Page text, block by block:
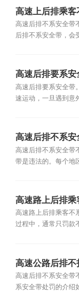
高速上后排乘
高速后排不系安全带
后排不系安全带，会
高速后排要系安
高速后排要系安全带
速运动，一旦遇到意
高速后排不系
高速后排不系安全带
带是违法的。每个地
高速路上后排
吗？
高速路上后排乘客不
过程中，通常只罚款
高速公路后排
吗？
高速后排不系安全带
系安全带处罚的介绍